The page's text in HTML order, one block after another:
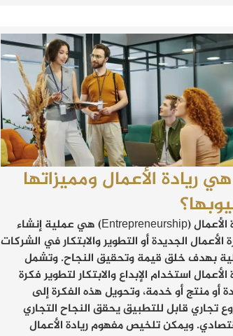
ريادة الأعمال ومميزاتها
ريادة الأعمال (Entrepreneurship) هي عملية إنشاء
الأعمال الجديدة أو التطوير والابتكار في الشركات
بهدف خلق قيمة وتحقيق النجاح. وتشمل
الأعمال استخدام الإبداع والابتكار لتطوير فكرة
أو منتج أو خدمة، وتحويل هذه الفكرة إلى
تجاري قابل للتطبيق يحقق النجاح التجاري
ويمكن تلخيص مفهوم ريادة الأعمال